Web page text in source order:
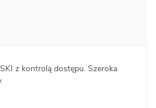
z kontrolą dostępu. Szeroka